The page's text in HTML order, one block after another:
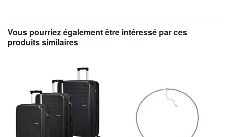
Vous pourriez également être intéressé par ces
produits similaires